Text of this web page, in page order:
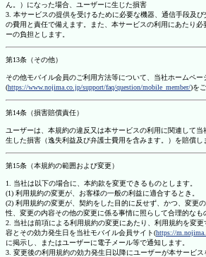
ん。）になった場合、ユーザーに生じた損害
3. 本サービスの提供を受けるために必要な機器、通信手段及
の費用と責任で備えます。また、本サービスの利用にあたり
ーの負担とします。
第13条（その他）
その他モバイル会員のご利用方法等について、当社ホームペー
(https://www.nojima.co.jp/support/faq/question/mobile_member/)を
第14条（損害賠償責任）
ユーザーは、本規約の違反又は本サービスの利用に関連して
生した損害（逸失利益及び弁護士費用を含みます。）を賠償し
第15条（本規約の範囲および変更）
1. 当社は以下の場合に、本約款を変更できるものとします。
(1) 利用規約の変更が、お客様の一般の利益に適合するとき。
(2) 利用規約の変更が、契約をした目的に反せず、かつ、変更
性、変更の内容その他の変更に係る事情に照らして合理的なも
2. 当社は前項による利用規約の変更にあたり、利用規約を変
容とその効力発生日を当社モバイル会員サイト(https://
に掲示し、またはユーザーに電子メール等で通知します。
3. 変更後の利用規約の効力発生日以降にユーザーが本サービス